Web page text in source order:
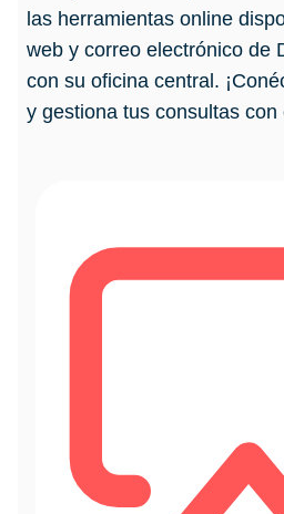
las herramientas online
web y correo electrónico de
con su oficina central.
y gestiona tus consultas con